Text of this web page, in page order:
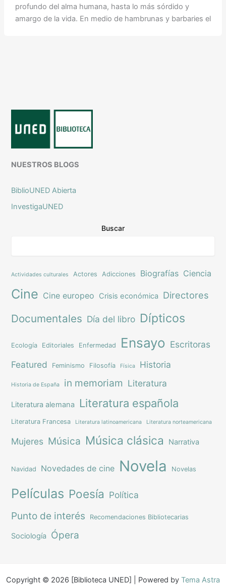
profundo del alma humana, hasta lo más sórdido y
amargo de la vida. En medio de hambrunas y barbaries el
NUESTROS BLOGS
BiblioUNED Abierta
InvestigaUNED
Buscar
Actividades culturales Actores Adicciones Biografías Ciencia
Cine Cine europeo Crisis económica Directores
Documentales Día del libro Dípticos
Ecología Editoriales Enfermedad Ensayo Escritoras
Featured
Feminismo Filosofía Física Historia
Historia de España in memoriam Literatura
Literatura alemana Literatura española
Literatura Francesa Literatura latinoamericana Literatura norteamericana
Mujeres Música Música clásica Narrativa
Navidad Novedades de cine Novela Novelas
Películas Poesía Política
Punto de interés Recomendaciones Bibliotecarias
Sociología Ópera
Copyright © 2026 [Biblioteca UNED] | Powered by Tema Astra